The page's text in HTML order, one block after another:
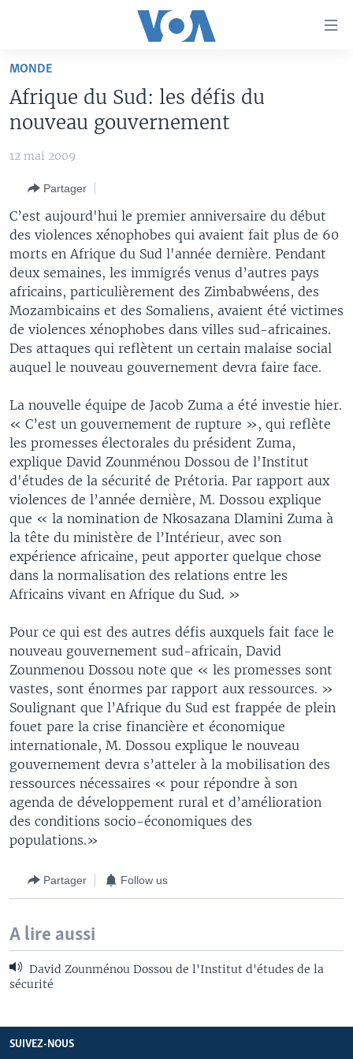
Retour
navigation
Retour
recherche
AFRIQUE
SPORT
WASHINGTON FORUM
CORRESPONDANT VOA
FOCUS SAHEL
REPORTAGES
VOUS + NOUS
CARNET DE SANTÉ
À VOTRE AVIS
VOTRE SANTÉ VOTRE AVENIR
LE MONDE AU FÉMININ
L'AMÉRIQUE ET VOUS
DIALOGUE DES RELIGIONS
RM SHOW
BAMBARA
FULFULDE
LINGALA
SANGO
Apprenez L'anglais
SUIVEZ-NOUS
Langues
MONDE
Afrique du Sud: les défis du
nouveau gouvernement
12 mai 2009
Partager
C’est aujourd'hui le premier anniversaire du début
des violences xénophobes qui avaient fait plus de 60
morts en Afrique du Sud l'année dernière. Pendant
deux semaines, les immigrés venus d’autres pays
africains, particulièrement des Zimbabwéens, des
Mozambicains et des Somaliens, avaient été victimes
de violences xénophobes dans villes sud-africaines.
Des attaques qui reflètent un certain malaise social
auquel le nouveau gouvernement devra faire face.
La nouvelle équipe de Jacob Zuma a été investie hier.
« C’est un gouvernement de rupture », qui reflète
les promesses électorales du président Zuma,
explique David Zounménou Dossou de l'Institut
d'études de la sécurité de Prétoria. Par rapport aux
violences de l’année dernière, M. Dossou explique
que « la nomination de Nkosazana Dlamini Zuma à
la tête du ministère de l’Intérieur, avec son
expérience africaine, peut apporter quelque chose
dans la normalisation des relations entre les
Africains vivant en Afrique du Sud. »
Pour ce qui est des autres défis auxquels fait face le
nouveau gouvernement sud-africain, David
Zounmenou Dossou note que « les promesses sont
vastes, sont énormes par rapport aux ressources. »
Soulignant que l’Afrique du Sud est frappée de plein
fouet pare la crise financière et économique
internationale, M. Dossou explique le nouveau
gouvernement devra s’atteler à la mobilisation des
ressources nécessaires « pour répondre à son
agenda de développement rural et d’amélioration
des conditions socio-économiques des
populations.»
Partager Follow us
A lire aussi
David Zounménou Dossou de l'Institut d'études de la
sécurité
SUIVEZ-NOUS